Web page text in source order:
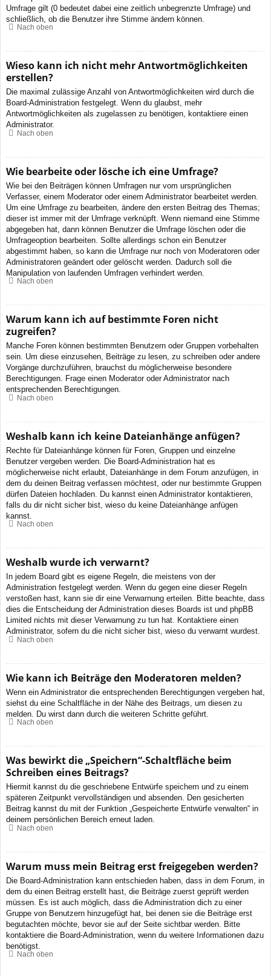
Umfrage gilt (0 bedeutet dabei eine zeitlich unbegrenzte Umfrage) und
schließlich, ob die Benutzer ihre Stimme ändern können.
Nach oben
Wieso kann ich nicht mehr Antwortmöglichkeiten
erstellen?
Die maximal zulässige Anzahl von Antwortmöglichkeiten wird durch die
Board-Administration festgelegt. Wenn du glaubst, mehr
Antwortmöglichkeiten als zugelassen zu benötigen, kontaktiere einen
Administrator.
Nach oben
Wie bearbeite oder lösche ich eine Umfrage?
Wie bei den Beiträgen können Umfragen nur vom ursprünglichen
Verfasser, einem Moderator oder einem Administrator bearbeitet werden.
Um eine Umfrage zu bearbeiten, ändere den ersten Beitrag des Themas;
dieser ist immer mit der Umfrage verknüpft. Wenn niemand eine Stimme
abgegeben hat, dann können Benutzer die Umfrage löschen oder die
Umfrageoption bearbeiten. Sollte allerdings schon ein Benutzer
abgestimmt haben, so kann die Umfrage nur noch von Moderatoren oder
Administratoren geändert oder gelöscht werden. Dadurch soll die
Manipulation von laufenden Umfragen verhindert werden.
Nach oben
Warum kann ich auf bestimmte Foren nicht
zugreifen?
Manche Foren können bestimmten Benutzern oder Gruppen vorbehalten
sein. Um diese einzusehen, Beiträge zu lesen, zu schreiben oder andere
Vorgänge durchzuführen, brauchst du möglicherweise besondere
Berechtigungen. Frage einen Moderator oder Administrator nach
entsprechenden Berechtigungen.
Nach oben
Weshalb kann ich keine Dateianhänge anfügen?
Rechte für Dateianhänge können für Foren, Gruppen und einzelne
Benutzer vergeben werden. Die Board-Administration hat es
möglicherweise nicht erlaubt, Dateianhänge in dem Forum anzufügen, in
dem du deinen Beitrag verfassen möchtest, oder nur bestimmte Gruppen
dürfen Dateien hochladen. Du kannst einen Administrator kontaktieren,
falls du dir nicht sicher bist, wieso du keine Dateianhänge anfügen
kannst.
Nach oben
Weshalb wurde ich verwarnt?
In jedem Board gibt es eigene Regeln, die meistens von der
Administration festgelegt werden. Wenn du gegen eine dieser Regeln
verstoßen hast, kann sie dir eine Verwarnung erteilen. Bitte beachte, dass
dies die Entscheidung der Administration dieses Boards ist und phpBB
Limited nichts mit dieser Verwarnung zu tun hat. Kontaktiere einen
Administrator, sofern du die nicht sicher bist, wieso du verwarnt wurdest.
Nach oben
Wie kann ich Beiträge den Moderatoren melden?
Wenn ein Administrator die entsprechenden Berechtigungen vergeben hat,
siehst du eine Schaltfläche in der Nähe des Beitrags, um diesen zu
melden. Du wirst dann durch die weiteren Schritte geführt.
Nach oben
Was bewirkt die „Speichern“-Schaltfläche beim
Schreiben eines Beitrags?
Hiermit kannst du die geschriebene Entwürfe speichern und zu einem
späteren Zeitpunkt vervollständigen und absenden. Den gesicherten
Beitrag kannst du mit der Funktion „Gespeicherte Entwürfe verwalten“ in
deinem persönlichen Bereich erneut laden.
Nach oben
Warum muss mein Beitrag erst freigegeben werden?
Die Board-Administration kann entschieden haben, dass in dem Forum, in
dem du einen Beitrag erstellt hast, die Beiträge zuerst geprüft werden
müssen. Es ist auch möglich, dass die Administration dich zu einer
Gruppe von Benutzern hinzugefügt hat, bei denen sie die Beiträge erst
begutachten möchte, bevor sie auf der Seite sichtbar werden. Bitte
kontaktiere die Board-Administration, wenn du weitere Informationen dazu
benötigst.
Nach oben